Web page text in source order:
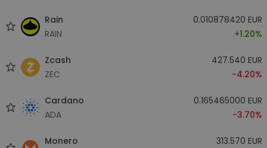
Rain
RAIN
0.010878420 EUR
+1.20%
Zcash
ZEC
427.540 EUR
-4.20%
Cardano
ADA
0.165465000 EUR
-3.70%
Monero
313.570 EUR